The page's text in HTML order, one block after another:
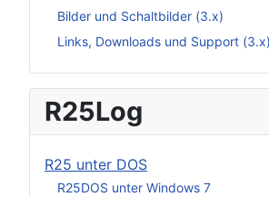
Bilder und Schaltbilder (3.x)
Links, Downloads und Support (3.x)
R25Log
R25 unter DOS
R25DOS unter Windows 7